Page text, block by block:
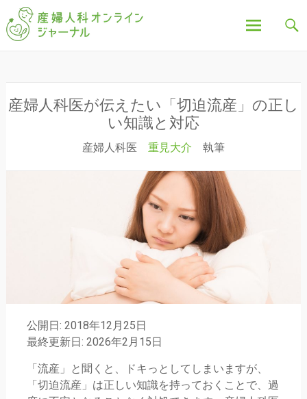
産婦人科オンラインジ
安や疑問、出産について、産後の豆知識など、全記
事を産婦人科医・助産師が執筆し、わかりやすく解
ン
産婦人科医が伝えたい「切迫流産」の正し
い知識と対応
産婦人科医 重見大介 執筆
公開日: 2018年12月25日
最終更新日: 2026年2月15日
「流産」と聞くと、ドキっとしてしまいますが、
「切迫流産」は正しい知識を持っておくことで、過